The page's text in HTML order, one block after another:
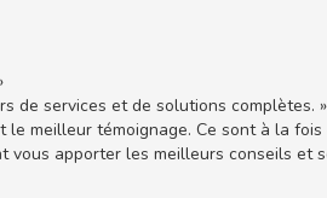
de services et de solutions complètes. »
le meilleur témoignage. Ce sont à la
vous apporter les meilleurs conseils et